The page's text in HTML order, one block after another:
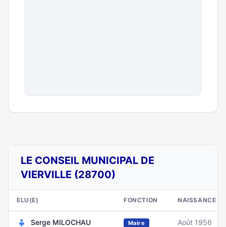
LE CONSEIL MUNICIPAL DE
VIERVILLE (28700)
ELU(E) FONCTION NAISSANCE
Serge MILOCHAU Maire Août 1956